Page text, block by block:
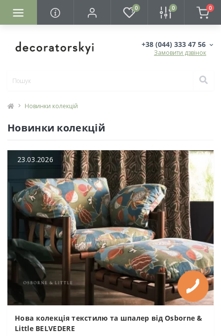
0 0 0
+38 (044) 333 47 56
Замовити дзвінок
Новинки колекцій
Новинки колекцій
23.03.2026
Нова колекція текстилю та шпалер від Osborne &
Little BELVEDERE